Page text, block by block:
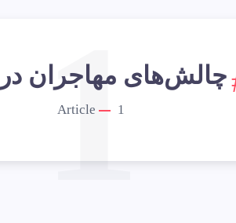
چالش‌های مهاجران در
1
1